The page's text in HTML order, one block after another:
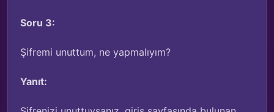
Soru 3:
Şifremi unuttum, ne yapmalıyım?
Yanıt: